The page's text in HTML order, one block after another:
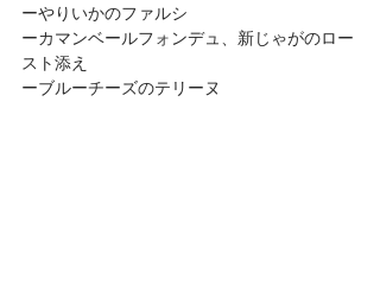
ーやりいかのファルシ
ーカマンベールフォンデュ、新じゃがのロー
スト添え
ーブルーチーズのテリーヌ